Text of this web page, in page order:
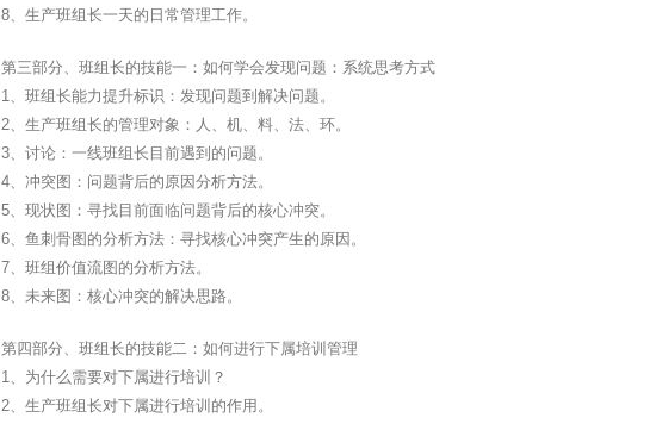
8、生产班组长一天的日常管理工作。
第三部分、班组长的技能一：如何学会发现问题：系统思考方式
1、班组长能力提升标识：发现问题到解决问题。
2、生产班组长的管理对象：人、机、料、法、环。
3、讨论：一线班组长目前遇到的问题。
4、冲突图：问题背后的原因分析方法。
5、现状图：寻找目前面临问题背后的核心冲突。
6、鱼刺骨图的分析方法：寻找核心冲突产生的原因。
7、班组价值流图的分析方法。
8、未来图：核心冲突的解决思路。
第四部分、班组长的技能二：如何进行下属培训管理
1、为什么需要对下属进行培训？
2、生产班组长对下属进行培训的作用。